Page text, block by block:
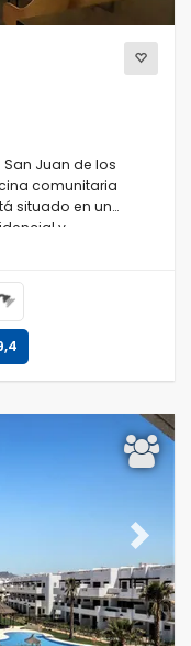
Juan de los
comunitaria
situado en un
y
y a 200 m de la
Next